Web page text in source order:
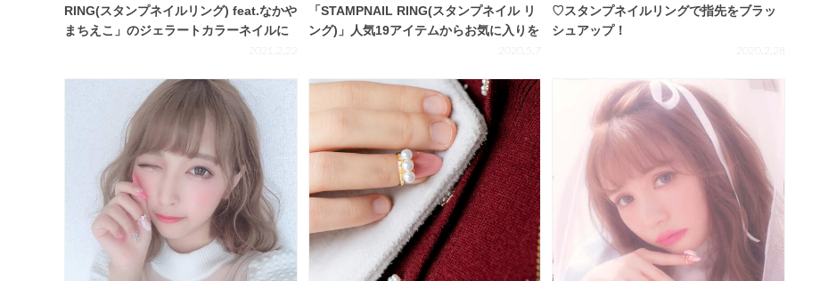
RING(スタンプネイルリング) feat.なかや
まちえこ」のジェラートカラーネイルに
2021.2.22
「STAMPNAIL RING(スタンプネイル リ
ング)」人気19アイテムからお気に入りを
♡スタンプネイルリングで指先をブラッ
シュアップ！
2020.2.28